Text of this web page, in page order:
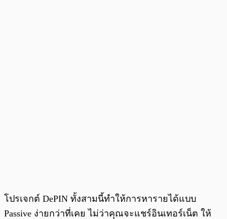
โปรเจกต์ DePIN ทั้งสามนี้ทำให้การหารายได้แบบ
Passive ง่ายกว่าที่เคย ไม่ว่าคุณจะแชร์อินเทอร์เน็ต ให้